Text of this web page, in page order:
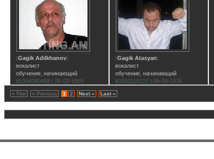
(Gagik Adilkhanov)
вокалист
обучение, начинающий
#1006060408 | 25-02-1955
(Gagik Atasyan)
вокалист
обучение, начинающий
#1002110127 | 09-08-1976
« First « Previous 1 2 Next » Last »